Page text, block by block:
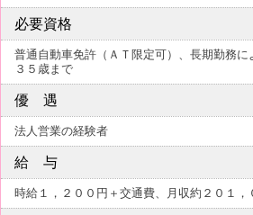
必要資格
普通自動車免許（ＡＴ限定可）、長期勤務
３５歳まで
優 遇
法人営業の経験者
給 与
時給１，２００円＋交通費、月収約２０１，